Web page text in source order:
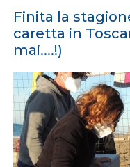
Finita la
caretta in
mai....!)